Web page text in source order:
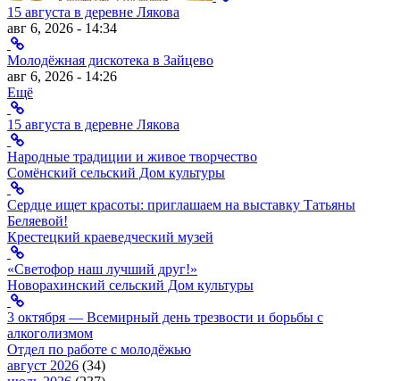
15 августа в деревне Лякова
авг 6, 2026 - 14:34
Молодёжная дискотека в Зайцево
авг 6, 2026 - 14:26
Ещё
15 августа в деревне Лякова
Народные традиции и живое творчество
Сомёнский сельский Дом культуры
Сердце ищет красоты: приглашаем на выставку Татьяны
Беляевой!
Крестецкий краеведческий музей
«Светофор наш лучший друг!»
Новорахинский сельский Дом культуры
3 октября — Всемирный день трезвости и борьбы с
алкоголизмом
Отдел по работе с молодёжью
август 2026 (34)